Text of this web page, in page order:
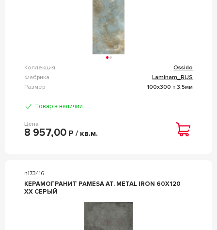
Коллекция
Ossido
Фабрика
Laminam_RUS
Размер
100x300 т.3.5мм
Товар в наличии
Цена
8 957,00 Р / кв.м.
n173416
КЕРАМОГРАНИТ PAMESA AT. METAL IRON 60X120
XX СЕРЫЙ